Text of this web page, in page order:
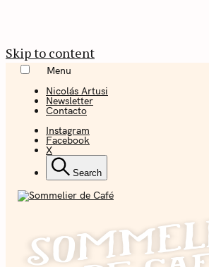
Skip to content
Menu
Nicolás Artusi
Newsletter
Contacto
Instagram
Facebook
X
Search